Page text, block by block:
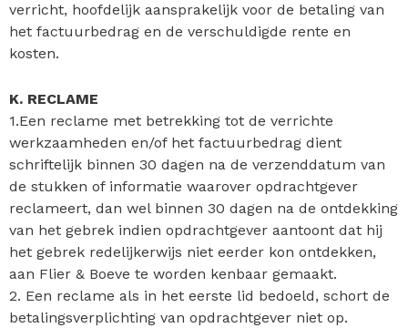
verricht, hoofdelijk aansprakelijk voor de betaling van
het factuurbedrag en de verschuldigde rente en
kosten.
K. RECLAME
1.Een reclame met betrekking tot de verrichte
werkzaamheden en/of het factuurbedrag dient
schriftelijk binnen 30 dagen na de verzenddatum van
de stukken of informatie waarover opdrachtgever
reclameert, dan wel binnen 30 dagen na de ontdekking
van het gebrek indien opdrachtgever aantoont dat hij
het gebrek redelijkerwijs niet eerder kon ontdekken,
aan Flier & Boeve te worden kenbaar gemaakt.
2. Een reclame als in het eerste lid bedoeld, schort de
betalingsverplichting van opdrachtgever niet op.